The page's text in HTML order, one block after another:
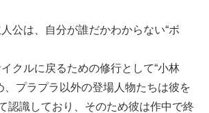
公は、自分が誰だかわからない“ボ
クルに戻るための修行として“小林
、プラプラ以外の登場人物たちは彼を
認識しており、そのため彼は作中で終